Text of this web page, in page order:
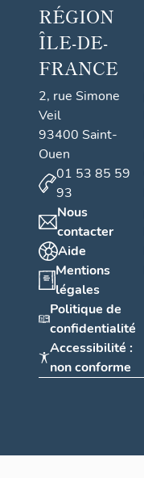
RÉGION
ÎLE-DE-
FRANCE
2, rue Simone
Veil
93400 Saint-
Ouen
01 53 85 59
93
Nous
contacter
Aide
Mentions
légales
Politique de
confidentialité
Accessibilité :
non conforme